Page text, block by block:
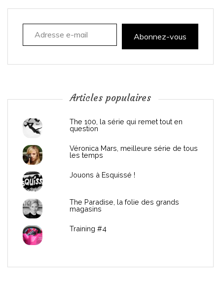
a
n
Adresse e-mail
Abonnez-vous
Articles populaires
The 100, la série qui remet tout en
question
Véronica Mars, meilleure série de tous
les temps
Jouons à Esquissé !
The Paradise, la folie des grands
magasins
Training #4